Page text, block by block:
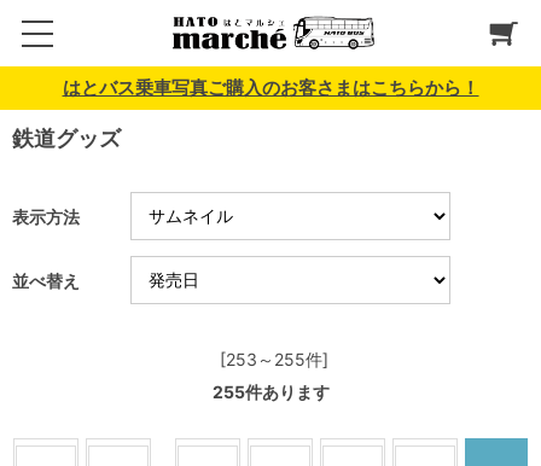
はとバス乗車写真ご購入のお客さまはこちらから！
鉄道グッズ
表示方法
並べ替え
[253～255件]
255件あります